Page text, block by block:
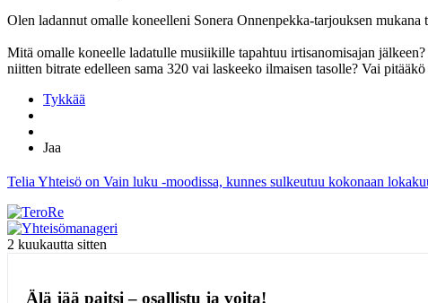
Olen ladannut omalle koneelleni Sonera Onnenpekka-tarjouksen
Mitä omalle koneelle ladatulle musiikille tapahtuu irtisanomisajan
niitten bitrate edelleen sama 320 vai laskeeko ilmaisen tasolle? Vai
Tykkää
Jaa
Telia Yhteisö on Vain luku -moodissa, kunnes sulkeutuu kokonaan
2 kuukautta sitten
Älä jää paitsi – osallistu ja voita!